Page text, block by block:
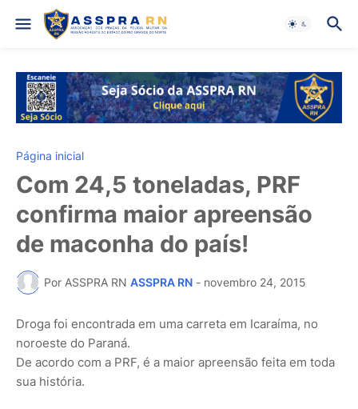
Página inicial
Com 24,5 toneladas, PRF
confirma maior apreensão
de maconha do país!
Por ASSPRA RN ASSPRA RN - novembro 24, 2015
Droga foi encontrada em uma carreta em Icaraíma, no
noroeste do Paraná.
De acordo com a PRF, é a maior apreensão feita em toda
sua história.